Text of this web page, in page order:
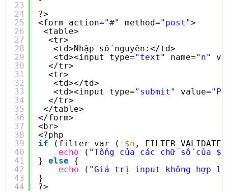
23
24
25
26
27
28
29
30
31
32
33
34
35
36
37
38
39
40
41
42
43
44
?>
<form action="#" method="post">
<table>
<tr>
<td>Nhập số nguyên:</td>
<td><input type="text" name="n"
</tr>
<tr>
<td></td>
<td><input type="submit" value=
</tr>
</table>
</form>
<br>
<?php
if
(filter_var ( $n ,
echo
( "Tổng của các chữ số của
} else
{
echo
( "Giá trị input không hợp
}
?>